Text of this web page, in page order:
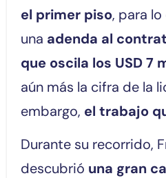
el primer piso, para
una adenda al
que oscila los USD 7
aún más la cifra de la
embargo, el trabajo
Durante su recorrido,
descubrió una gran